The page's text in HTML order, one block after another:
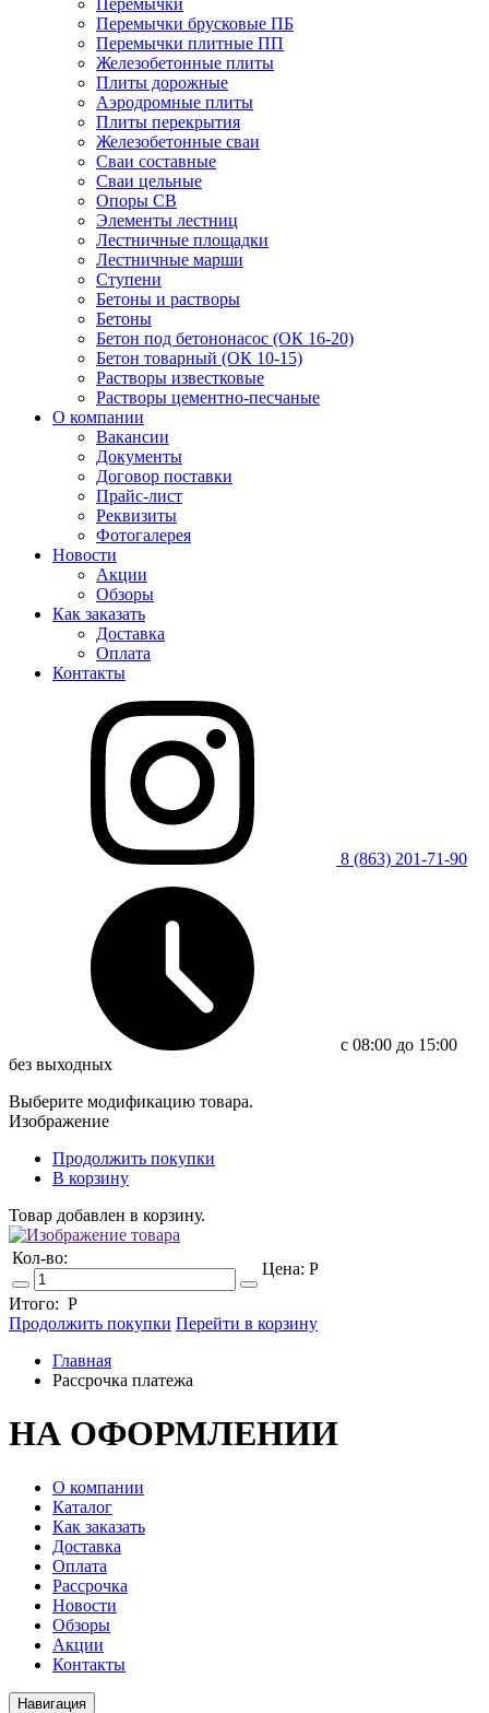
Перемычки
Перемычки брусковые ПБ
Перемычки плитные ПП
Железобетонные плиты
Плиты дорожные
Аэродромные плиты
Плиты перекрытия
Железобетонные сваи
Сваи составные
Сваи цельные
Опоры СВ
Элементы лестниц
Лестничные площадки
Лестничные марши
Ступени
Бетоны и растворы
Бетоны
Бетон под бетононасос (ОК 16-20)
Бетон товарный (ОК 10-15)
Растворы известковые
Растворы цементно-песчаные
О компании
Вакансии
Документы
Договор поставки
Прайс-лист
Реквизиты
Фотогалерея
Новости
Акции
Обзоры
Как заказать
Доставка
Оплата
Контакты
8 (863) 201-71-90
c 08:00 до 15:00
без выходных
Выберите модификацию товара.
Изображение
Продолжить покупки
В корзину
Товар добавлен в корзину.
Кол-во:
Цена: Р
Итого: Р
Продолжить покупки Перейти в корзину
Главная
Рассрочка платежа
НА ОФОРМЛЕНИИ
О компании
Каталог
Как заказать
Доставка
Оплата
Рассрочка
Новости
Обзоры
Акции
Контакты
Навигация